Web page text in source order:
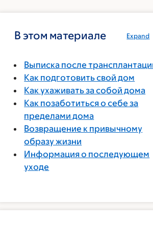
Expand
В этом материале
Выписка после
Как подготовить свой дом
Как ухаживать за собой дома
Как позаботиться о себе за
пределами дома
Возвращение к привычному
образу жизни
Информация о последующем
уходе